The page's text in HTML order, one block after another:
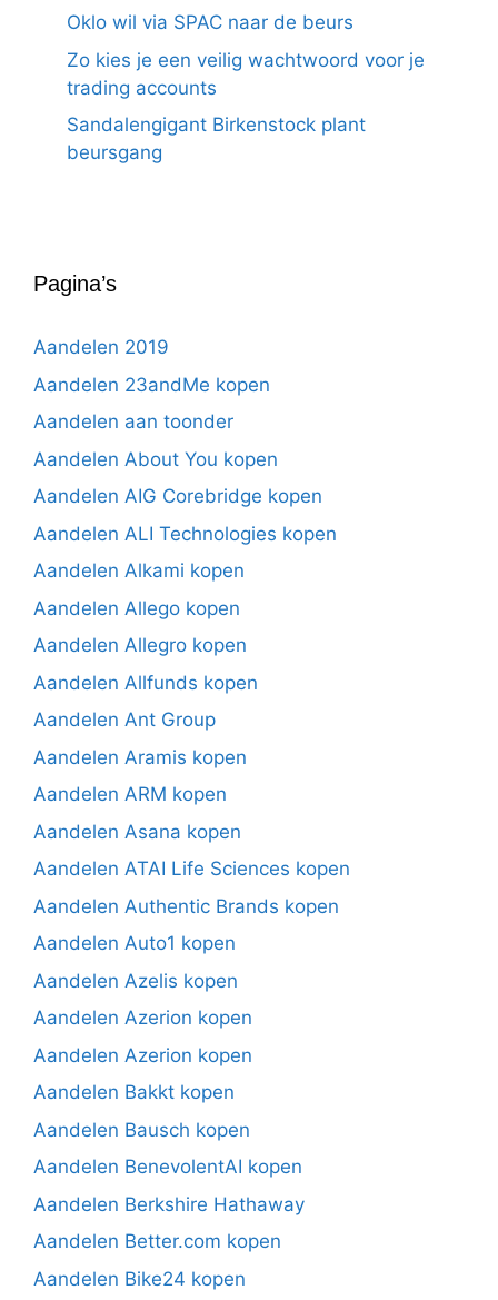
Oklo wil via SPAC naar de beurs
Zo kies je een veilig wachtwoord voor je
trading accounts
Sandalengigant Birkenstock plant
beursgang
Pagina’s
Aandelen 2019
Aandelen 23andMe kopen
Aandelen aan toonder
Aandelen About You kopen
Aandelen AIG Corebridge kopen
Aandelen ALI Technologies kopen
Aandelen Alkami kopen
Aandelen Allego kopen
Aandelen Allegro kopen
Aandelen Allfunds kopen
Aandelen Ant Group
Aandelen Aramis kopen
Aandelen ARM kopen
Aandelen Asana kopen
Aandelen ATAI Life Sciences kopen
Aandelen Authentic Brands kopen
Aandelen Auto1 kopen
Aandelen Azelis kopen
Aandelen Azerion kopen
Aandelen Azerion kopen
Aandelen Bakkt kopen
Aandelen Bausch kopen
Aandelen BenevolentAI kopen
Aandelen Berkshire Hathaway
Aandelen Better.com kopen
Aandelen Bike24 kopen